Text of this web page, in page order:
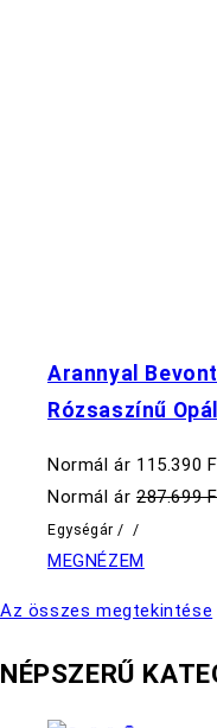
Arannyal
Rózsaszínű
Normál ár 115.390
Normál ár 287.699
Egységár / /
MEGNÉZEM
Az összes megtekintése
NÉPSZERŰ